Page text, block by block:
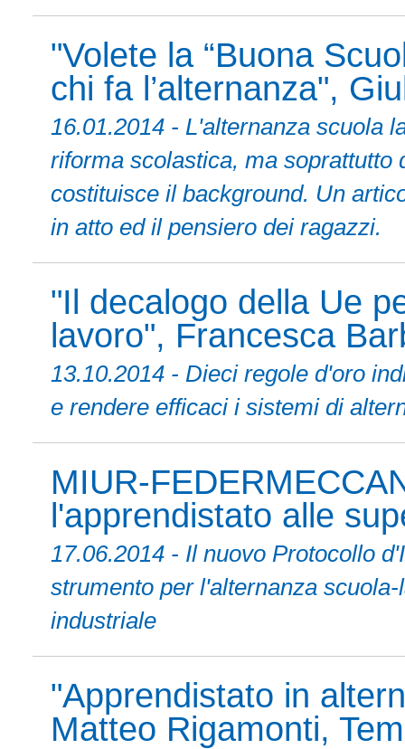
"Volete la “Buona
chi fa l’alternanza",
16.01.2014 - L'alternanza scuola
riforma scolastica, ma soprattutto
costituisce il background. Un
in atto ed il pensiero dei ragazzi.
"Il decalogo della Ue
lavoro", Francesca
13.10.2014 - Dieci regole d'oro
e rendere efficaci i sistemi di
MIUR-
l'apprendistato alle
17.06.2014 - Il nuovo Protocollo
strumento per l'alternanza
industriale
"Apprendistato in
Matteo Rigamonti,